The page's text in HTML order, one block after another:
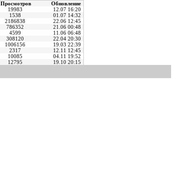
Просмотров
Обновление
19983
12.07 16:20
1538
01.07 14:32
2186838
22.06 12:45
786352
21.06 00:48
4599
11.06 06:48
308120
22.04 20:30
1006156
19.03 22:39
2317
12.11 12:45
10085
04.11 19:52
12795 19.10 20:15